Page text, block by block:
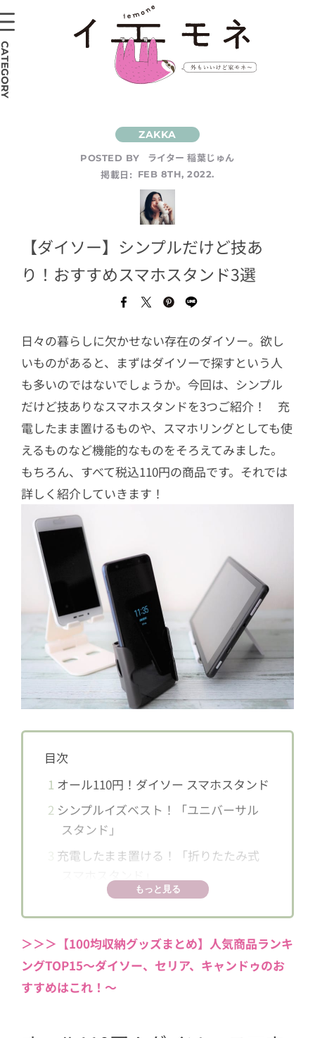
POSTED BY
ライター 稲葉じゅん
掲載日:
FEB 8TH, 2022.
【ダイソー】シンプルだけど技あ
り！おすすめスマホスタンド3選
日々の暮らしに欠かせない存在のダイソー。欲し
いものがあると、まずはダイソーで探すという人
も多いのではないでしょうか。今回は、シンプル
だけど技ありなスマホスタンドを3つご紹介！ 充
電したまま置けるものや、スマホリングとしても使
えるものなど機能的なものをそろえてみました。
もちろん、すべて税込110円の商品です。それでは
詳しく紹介していきます！
目次
1 オール110円！ダイソー スマホスタンド
2 シンプルイズベスト！「ユニバーサル
スタンド」
充電したまま置ける！「折りたたみ式
置いても、手持ちでも！「スマホホルダ
ー」
5あると便利なスマホスタンド
もっと見る
＞＞＞【100均収納グッズまとめ】人気商品ランキ
ングTOP15〜ダイソー、セリア、キャンドゥのお
すすめはこれ！〜